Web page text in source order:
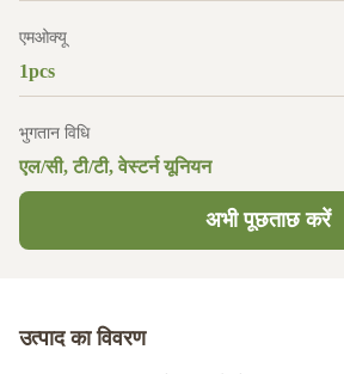
एमओक्यू
1pcs
भुगतान विधि
एल/सी, टी/टी, वेस्टर्न यूनियन
अभी पूछताछ करें
उत्पाद का विवरण